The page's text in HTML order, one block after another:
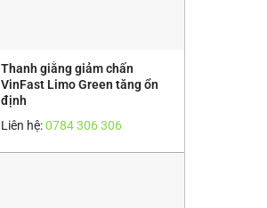
Thanh giằng giảm chấn
VinFast Limo Green tăng ổn
định
Liên hệ:0784 306 306